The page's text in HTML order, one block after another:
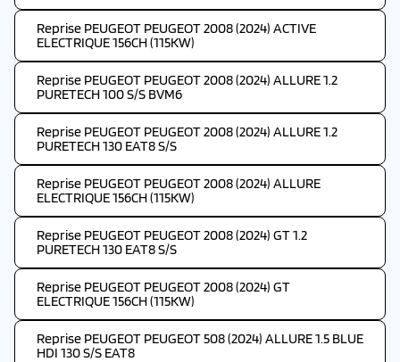
Reprise PEUGEOT PEUGEOT 2008 (2024) ACTIVE
ELECTRIQUE 156CH (115KW)
Reprise PEUGEOT PEUGEOT 2008 (2024) ALLURE 1.2
PURETECH 100 S/S BVM6
Reprise PEUGEOT PEUGEOT 2008 (2024) ALLURE 1.2
PURETECH 130 EAT8 S/S
Reprise PEUGEOT PEUGEOT 2008 (2024) ALLURE
ELECTRIQUE 156CH (115KW)
Reprise PEUGEOT PEUGEOT 2008 (2024) GT 1.2
PURETECH 130 EAT8 S/S
Reprise PEUGEOT PEUGEOT 2008 (2024) GT
ELECTRIQUE 156CH (115KW)
Reprise PEUGEOT PEUGEOT 508 (2024) ALLURE 1.5 BLUE
HDI 130 S/S EAT8